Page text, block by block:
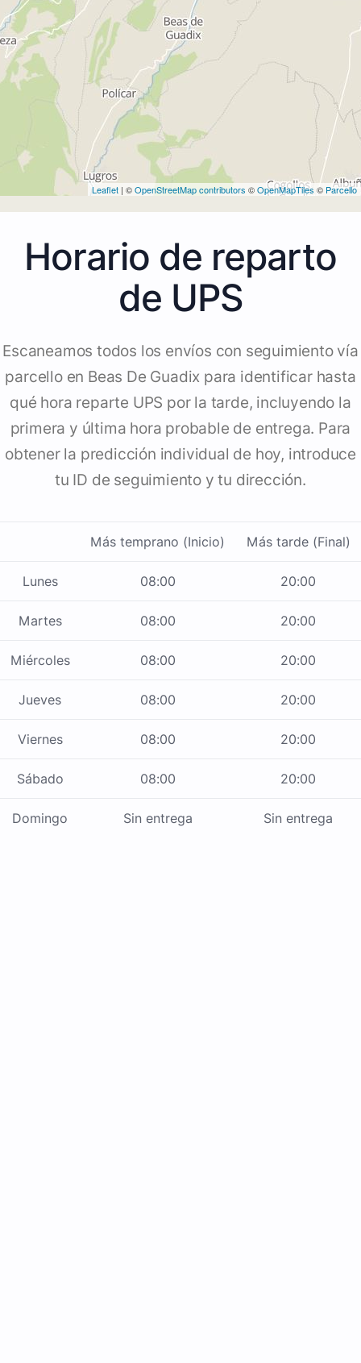
Leaflet | ©OpenStreetMap contributors ©OpenMapTiles © Parcello
Horario de reparto
de UPS
Escaneamos todos los envíos con seguimiento vía
parcello en Beas De Guadix para identificar hasta
qué hora reparte UPS por la tarde, incluyendo la
primera y última hora probable de entrega. Para
obtener la predicción individual de hoy, introduce
tu ID de seguimiento y tu dirección.
Más temprano (Inicio) Más tarde (Final)
Lunes 08:00 20:00
Martes 08:00 20:00
Miércoles 08:00 20:00
Jueves 08:00 20:00
Viernes 08:00 20:00
Sábado 08:00 20:00
Domingo Sin entrega Sin entrega